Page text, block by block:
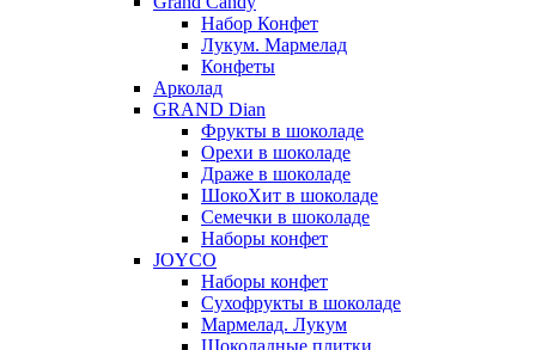
Набор Конфет
Лукум. Мармелад
Конфеты
Арколад
GRAND Dian
Фрукты в шоколаде
Орехи в шоколаде
Драже в шоколаде
ШокоХит в шоколаде
Семечки в шоколаде
Наборы конфет
JOYCO
Наборы конфет
Сухофрукты в шоколаде
Мармелад. Лукум
Шоколадные плитки